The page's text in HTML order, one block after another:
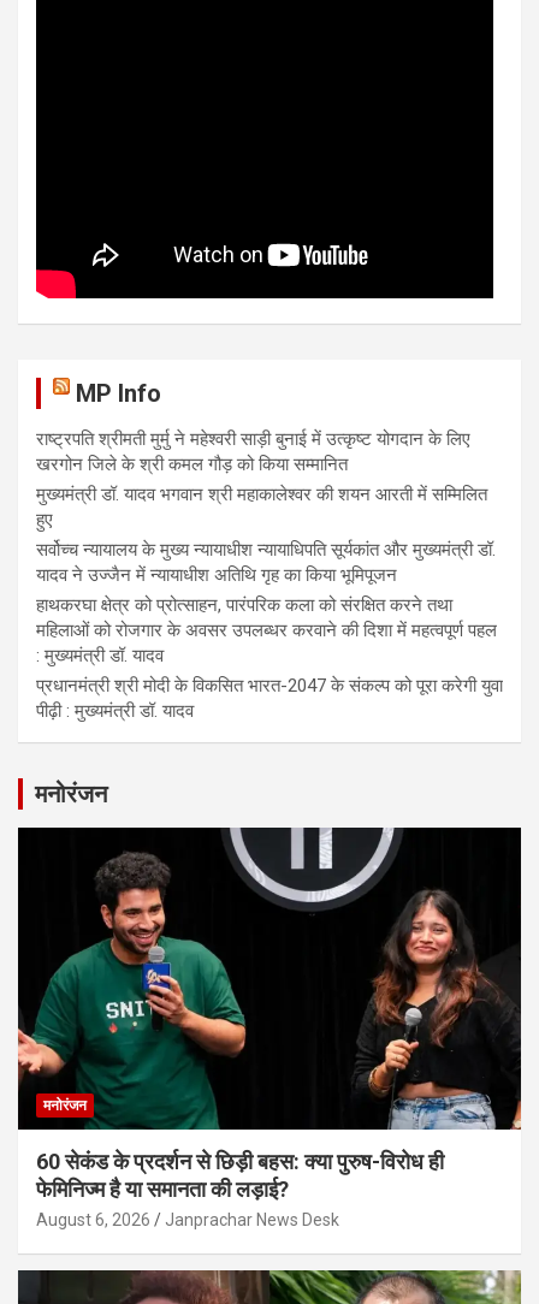
MP Info
राष्ट्रपति श्रीमती मुर्मु ने महेश्वरी साड़ी बुनाई में उत्कृष्ट योगदान के लिए
खरगोन जिले के श्री कमल गौड़ को किया सम्मानित
मुख्यमंत्री डॉ. यादव भगवान श्री महाकालेश्‍वर की शयन आरती में सम्मिलित
हुए
सर्वोच्च न्यायालय के मुख्‍य न्‍यायाधीश न्यायाधिपति सूर्यकांत और मुख्यमंत्री डॉ.
यादव ने उज्जैन में न्यायाधीश अतिथि गृह का किया भूमिपूजन
हाथकरघा क्षेत्र को प्रोत्साहन, पारंपरिक कला को संरक्षित करने तथा
महिलाओं को रोजगार के अवसर उपलब्धर करवाने की दिशा में महत्वपूर्ण पहल
: मुख्यमंत्री डॉ. यादव
प्रधानमंत्री श्री मोदी के विकसित भारत-2047 के संकल्प को पूरा करेगी युवा
पीढ़ी : मुख्यमंत्री डॉ. यादव
मनोरंजन
मनोरंजन
60 सेकंड के प्रदर्शन से छिड़ी बहस: क्या पुरुष-विरोध ही
फेमिनिज्म है या समानता की लड़ाई?
August 6, 2026 Janprachar News Desk